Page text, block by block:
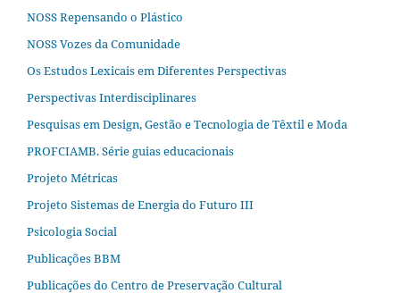
NOSS Repensando o Plástico
NOSS Vozes da Comunidade
Os Estudos Lexicais em Diferentes Perspectivas
Perspectivas Interdisciplinares
Pesquisas em Design, Gestão e Tecnologia de Têxtil e Moda
PROFCIAMB. Série guias educacionais
Projeto Métricas
Projeto Sistemas de Energia do Futuro III
Psicologia Social
Publicações BBM
Publicações do Centro de Preservação Cultural